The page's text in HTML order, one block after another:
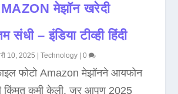
मेझॉन खरेदी
संधी – इंडिया टीव्ही हिंदी
10, 2025 |Technology |0
फोटो Amazon मेझॉनने आयफोन
किंमत कमी केली. जर आपण 2025